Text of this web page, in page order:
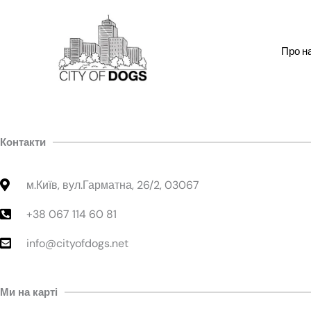
Про
Контакти
м.Київ, вул.Гарматна, 26/2, 03067
+38 067 114 60 81
info@cityofdogs.net
Ми на карті